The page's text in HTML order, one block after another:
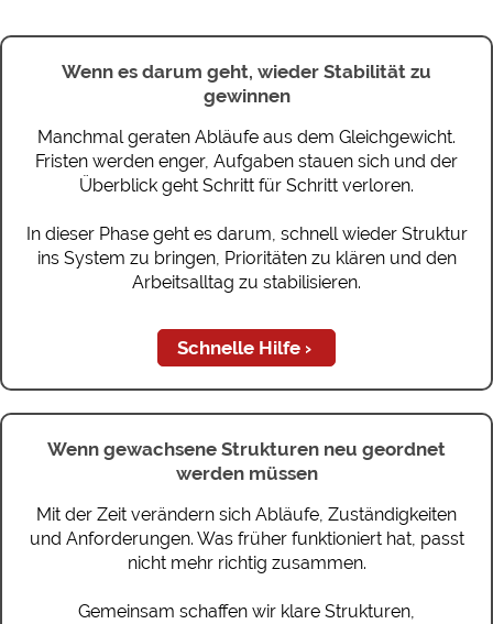
Wenn es darum geht, wieder Stabilität zu
gewinnen
Manchmal geraten Abläufe aus dem Gleichgewicht.
Fristen werden enger, Aufgaben stauen sich und der
Überblick geht Schritt für Schritt verloren.
In dieser Phase geht es darum, schnell wieder Struktur
ins System zu bringen, Prioritäten zu klären und den
Arbeitsalltag zu stabilisieren.
Schnelle Hilfe
Wenn gewachsene Strukturen neu geordnet
werden müssen
Mit der Zeit verändern sich Abläufe, Zuständigkeiten
und Anforderungen. Was früher funktioniert hat, passt
nicht mehr richtig zusammen.
Gemeinsam schaffen wir klare Strukturen,